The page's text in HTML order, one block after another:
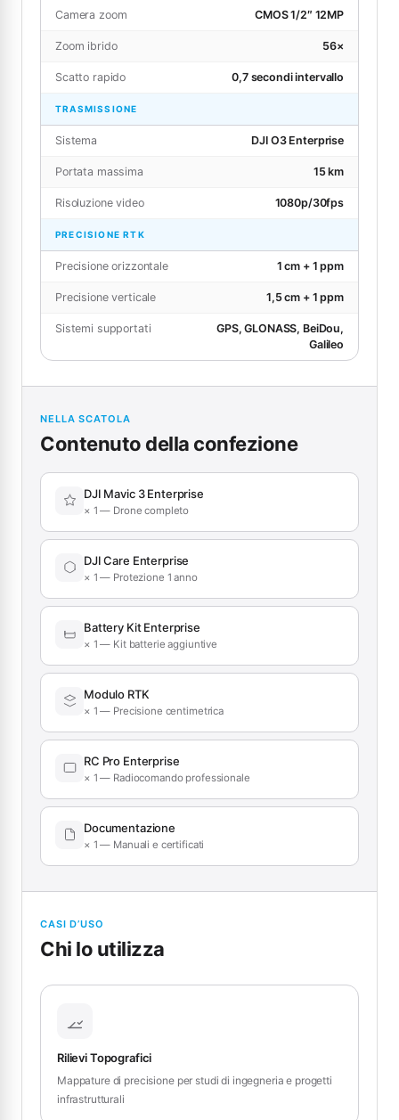
Camera zoom CMOS 1/2″ 12MP
Zoom ibrido 56×
Scatto rapido 0,7 secondi intervallo
TRASMISSIONE
Sistema DJI O3 Enterprise
Portata massima 15 km
Risoluzione video 1080p/30fps
PRECISIONE RTK
Precisione orizzontale 1 cm + 1 ppm
Precisione verticale 1,5 cm + 1 ppm
Sistemi supportati
GPS, GLONASS, BeiDou,
Galileo
NELLA SCATOLA
Contenuto della confezione
DJI Mavic 3 Enterprise
× 1 — Drone completo
DJI Care Enterprise
× 1 — Protezione 1 anno
Battery Kit Enterprise
× 1 — Kit batterie aggiuntive
Modulo RTK
× 1 — Precisione centimetrica
RC Pro Enterprise
× 1 — Radiocomando professionale
Documentazione
× 1 — Manuali e certificati
CASI D’USO
Chi lo utilizza
Rilievi Topografici
Mappature di precisione per studi di ingegneria e progetti
infrastrutturali